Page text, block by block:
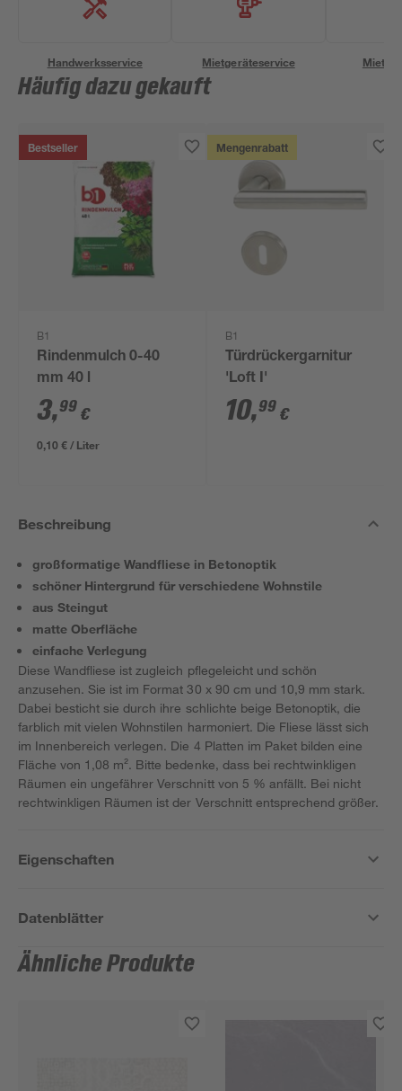
Handwerksservice Mietgeräteservice
Häufig dazu gekauft
Bestseller
B1
Rindenmulch 0-40
mm 40 l
3,99 €
0,10 € / Liter
Mengenrabatt
B1
Türdrückergarnitur
'Loft I'
10,99 €
Beschreibung
großformatige Wandfliese in Betonoptik
schöner Hintergrund für verschiedene Wohnstile
aus Steingut
matte Oberfläche
einfache Verlegung
Diese Wandfliese ist zugleich pflegeleicht und schön
anzusehen. Sie ist im Format 30 x 90 cm und 10,9 mm stark.
Dabei besticht sie durch ihre schlichte beige Betonoptik, die
farblich mit vielen Wohnstilen harmoniert. Die Fliese lässt sich
im Innenbereich verlegen. Die 4 Platten im Paket bilden eine
Fläche von 1,08 m². Bitte bedenke, dass bei rechtwinkligen
Räumen ein ungefährer Verschnitt von 5 % anfällt. Bei nicht
rechtwinkligen Räumen ist der Verschnitt entsprechend größer.
Eigenschaften
Datenblätter
Ähnliche Produkte